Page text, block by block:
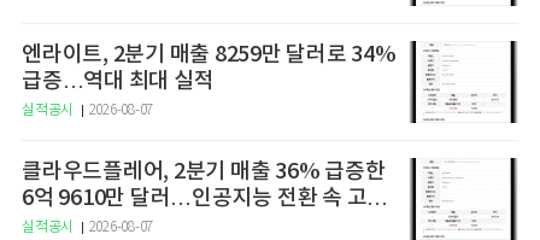
엔라이트, 2분기 매출 8259만 달러로 34%
급증…역대 최대 실적
실적공시 2026-08-07
클라우드플레어, 2분기 매출 36% 급증한
6억 9610만 달러…인공지능 전환 속 고성
장
실적공시 2026-08-07